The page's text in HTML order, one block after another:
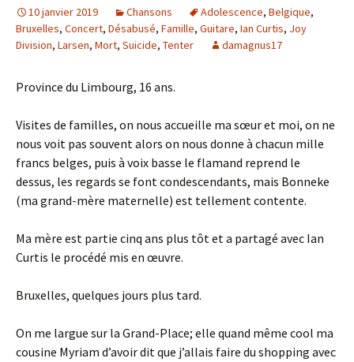
10 janvier 2019 Chansons Adolescence, Belgique,
Bruxelles, Concert, Désabusé, Famille, Guitare, Ian Curtis, Joy
Division, Larsen, Mort, Suicide, Tenter damagnus17
Province du Limbourg, 16 ans.
Visites de familles, on nous accueille ma sœur et moi, on ne
nous voit pas souvent alors on nous donne à chacun mille
francs belges, puis à voix basse le flamand reprend le
dessus, les regards se font condescendants, mais Bonneke
(ma grand-mère maternelle) est tellement contente.
Ma mère est partie cinq ans plus tôt et a partagé avec Ian
Curtis le procédé mis en œuvre.
Bruxelles, quelques jours plus tard.
On me largue sur la Grand-Place; elle quand même cool ma
cousine Myriam d’avoir dit que j’allais faire du shopping avec